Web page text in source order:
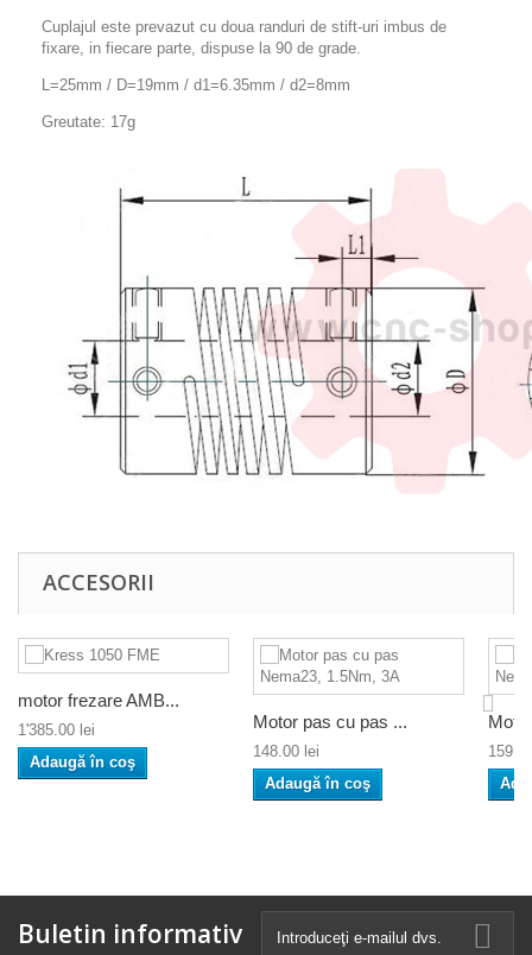
Cuplajul este prevazut cu doua randuri de stift-uri imbus de
fixare, in fiecare parte, dispuse la 90 de grade.
L=25mm / D=19mm / d1=6.35mm / d2=8mm
Greutate: 17g
ACCESORII
motor frezare AMB...
1'385.00 lei
Adaugă în coş
Motor pas cu pas ...
148.00 lei
Adaugă în coş
Buletin informativ